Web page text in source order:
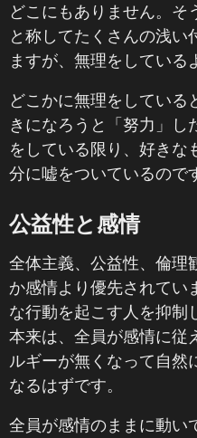
どこにもありません。そ
と称してたくさんの浅い
ますが、無理をしている
どこかに無理をしている
きになろうと「努力」し
をしている限り、好きな
分に嘘をついているので
公益性と感情
全体主義、公益性、倫理
か感情より優先されてい
な行動を起こす人を抑制
本来は、全員が感情に従
ルギーが無くなって自然
なるはずです。
全員が感情のままに動い